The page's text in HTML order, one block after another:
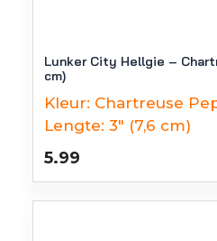
Lunker City Hellgie –
cm)
Kleur: Chartreuse
Lengte: 3" (7,6 cm)
5.99